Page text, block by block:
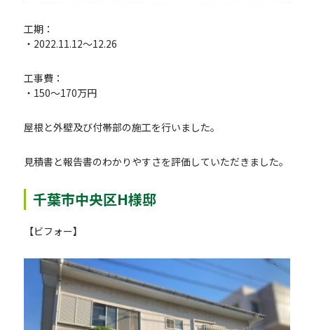
工期：
・2022.11.12〜12.26
工事費：
・150～170万円
屋根と外壁及び付帯部の施工を行いました。
見積書と報告書のわかりやすさを評価していただきました。
千葉市中央区H様邸
【ビフォー】